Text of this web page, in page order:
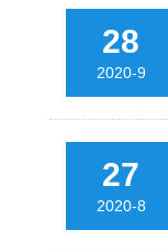
28
2020-9
27
2020-8